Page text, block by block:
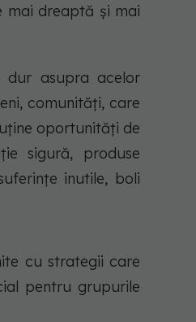
mai dreaptă și mai
asupra acelor
comunități, care
oportunități de
sigură, produse
inutile, boli
cu strategii care
pentru grupurile